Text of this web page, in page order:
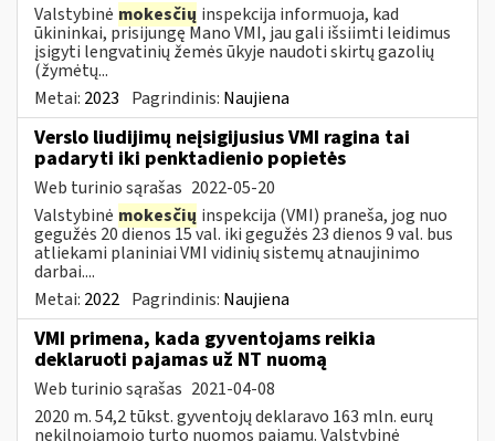
Valstybinė mokesčių inspekcija informuoja, kad
ūkininkai, prisijungę Mano VMI, jau gali išsiimti leidimus
įsigyti lengvatinių žemės ūkyje naudoti skirtų gazolių
(žymėtų...
Metai: 2023 Pagrindinis: Naujiena
Verslo liudijimų neįsigijusius VMI ragina tai
padaryti iki penktadienio popietės
Web turinio sąrašas 2022-05-20
Valstybinė mokesčių inspekcija (VMI) praneša, jog nuo
gegužės 20 dienos 15 val. iki gegužės 23 dienos 9 val. bus
atliekami planiniai VMI vidinių sistemų atnaujinimo
darbai....
Metai: 2022 Pagrindinis: Naujiena
VMI primena, kada gyventojams reikia
deklaruoti pajamas už NT nuomą
Web turinio sąrašas 2021-04-08
2020 m. 54,2 tūkst. gyventojų deklaravo 163 mln. eurų
nekilnojamojo turto nuomos pajamų. Valstybinė